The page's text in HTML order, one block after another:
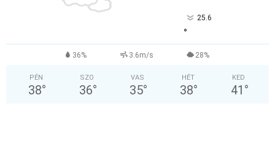
25.6
°
36% 3.6m/s 28%
PÉN
38°
SZO
36°
VAS
35°
HÉT
38°
KED
41 °